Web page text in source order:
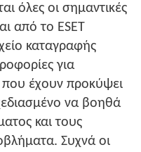
όλες οι σημαντικές
από το ESET
καταγραφής
για
έχουν προκύψει
να βοηθά
και τους
Συχνά οι